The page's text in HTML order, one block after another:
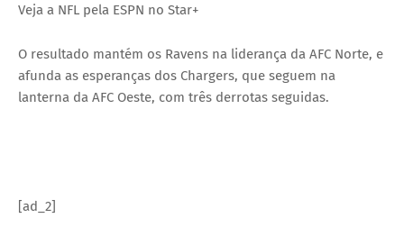
Veja a NFL pela ESPN no Star+
O resultado mantém os Ravens na liderança da AFC Norte, e
afunda as esperanças dos Chargers, que seguem na
lanterna da AFC Oeste, com três derrotas seguidas.
[ad_2]